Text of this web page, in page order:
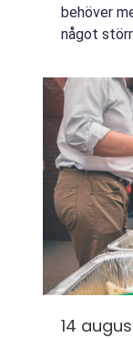
behöver
något
ska...
14